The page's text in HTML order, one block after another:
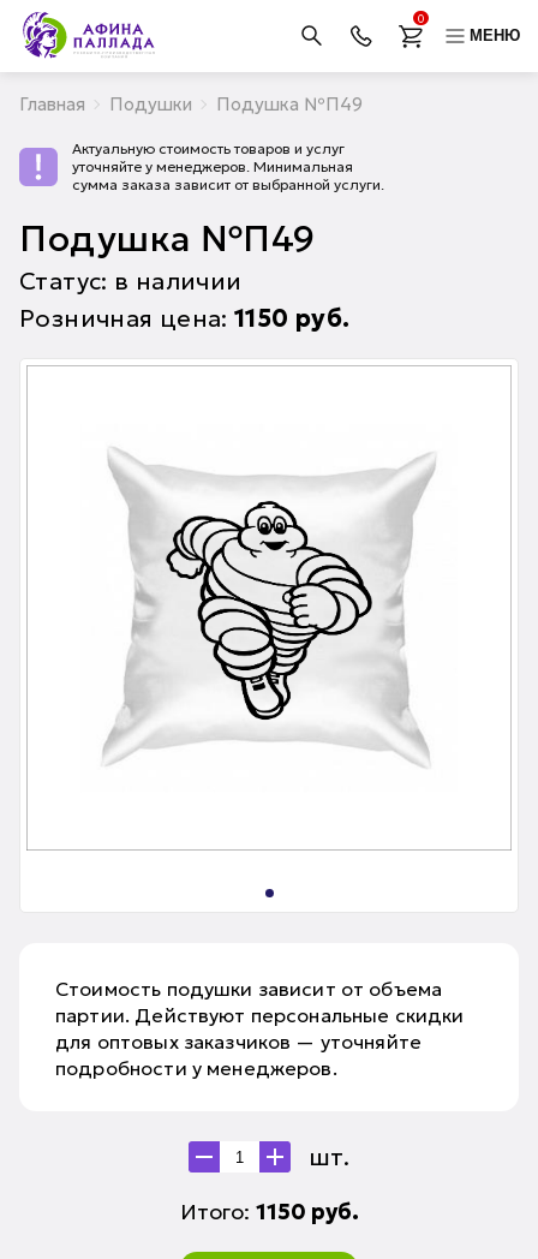
0
МЕНЮ
Главная Подушки Подушка №П49
Актуальную стоимость товаров и услуг
уточняйте у менеджеров. Минимальная
сумма заказа зависит от выбранной услуги.
Подушка №П49
Статус: в наличии
Розничная цена:1150 руб.
Стоимость подушки зависит от объема
партии. Действуют персональные скидки
для оптовых заказчиков — уточняйте
подробности у менеджеров.
шт.
Итого: 1150 руб.